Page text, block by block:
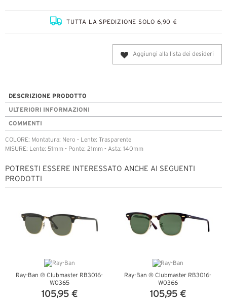
TUTTA LA SPEDIZIONE SOLO 6,90 €
Aggiungi alla lista dei desideri
DESCRIZIONE PRODOTTO
ULTERIORI INFORMAZIONI
COMMENTI
COLORE: Montatura: Nero - Lente: Trasparente
MISURE: Lente: 51mm - Ponte: 21mm - Asta: 140mm
POTRESTI ESSERE INTERESSATO ANCHE AI SEGUENTI
PRODOTTI
Ray-Ban ® Clubmaster RB3016-
W0365
105,95 €
Ray-Ban ® Clubmaster RB3016-
W0366
105,95 €